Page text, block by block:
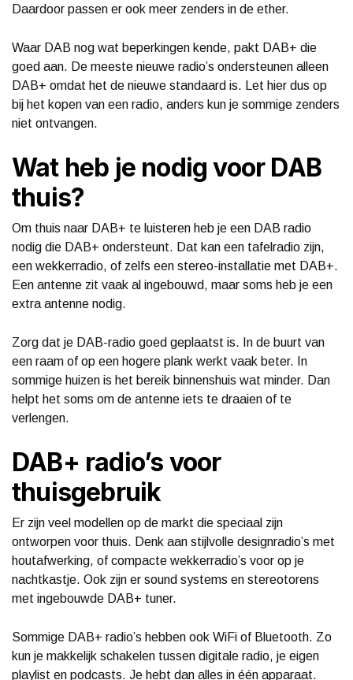
Daardoor passen er ook meer zenders in de ether.
Waar DAB nog wat beperkingen kende, pakt DAB+ die
goed aan. De meeste nieuwe radio’s ondersteunen alleen
DAB+ omdat het de nieuwe standaard is. Let hier dus op
bij het kopen van een radio, anders kun je sommige zenders
niet ontvangen.
Wat heb je nodig voor DAB
thuis?
Om thuis naar DAB+ te luisteren heb je een DAB radio
nodig die DAB+ ondersteunt. Dat kan een tafelradio zijn,
een wekkerradio, of zelfs een stereo-installatie met DAB+.
Een antenne zit vaak al ingebouwd, maar soms heb je een
extra antenne nodig.
Zorg dat je DAB-radio goed geplaatst is. In de buurt van
een raam of op een hogere plank werkt vaak beter. In
sommige huizen is het bereik binnenshuis wat minder. Dan
helpt het soms om de antenne iets te draaien of te
verlengen.
DAB+ radio’s voor
thuisgebruik
Er zijn veel modellen op de markt die speciaal zijn
ontworpen voor thuis. Denk aan stijlvolle designradio’s met
houtafwerking, of compacte wekkerradio’s voor op je
nachtkastje. Ook zijn er sound systems en stereotorens
met ingebouwde DAB+ tuner.
Sommige DAB+ radio’s hebben ook WiFi of Bluetooth. Zo
kun je makkelijk schakelen tussen digitale radio, je eigen
playlist en podcasts. Je hebt dan alles in één apparaat.